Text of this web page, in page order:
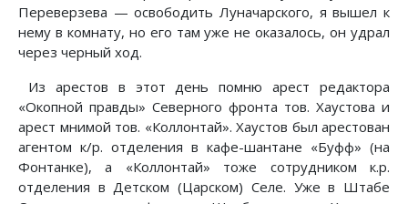
Переверзева — освободить Луначарского, я вышел к
нему в комнату, но его там уже не оказалось, он удрал
через черный ход.
Из арестов в этот день помню арест редактора
«Окопной правды» Северного фронта тов. Хаустова и
арест мнимой тов. «Коллонтай». Хаустов был арестован
агентом к/р. отделения в кафе-шантане «Буфф» (на
Фонтанке), а «Коллонтай» тоже сотрудником к.р.
отделения в Детском (Царском) Селе. Уже в Штабе